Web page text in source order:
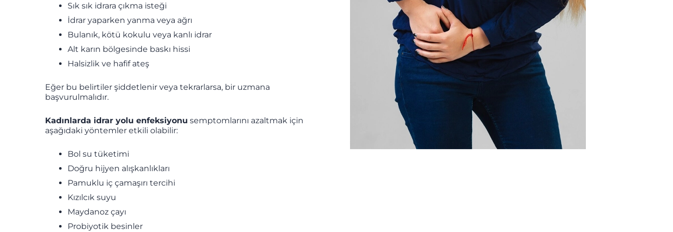
Sık sık idrara çıkma isteği
İdrar yaparken yanma veya ağrı
Bulanık, kötü kokulu veya kanlı idrar
Alt karın bölgesinde baskı hissi
Halsizlik ve hafif ateş
Eğer bu belirtiler şiddetlenir veya tekrarlarsa, bir uzmana
başvurulmalıdır.
Kadınlarda idrar yolu enfeksiyonu semptomlarını azaltmak için
aşağıdaki yöntemler etkili olabilir:
Bol su tüketimi
Doğru hijyen alışkanlıkları
Pamuklu iç çamaşırı tercihi
Kızılcık suyu
Maydanoz çayı
Probiyotik besinler